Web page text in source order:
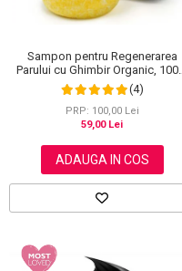
Sampon pentru Regenerarea
Parului cu Ghimbir Organic, 100%
Natural, 60 g(4)
PRP: 100,00 Lei
59,00 Lei
ADAUGA IN COS